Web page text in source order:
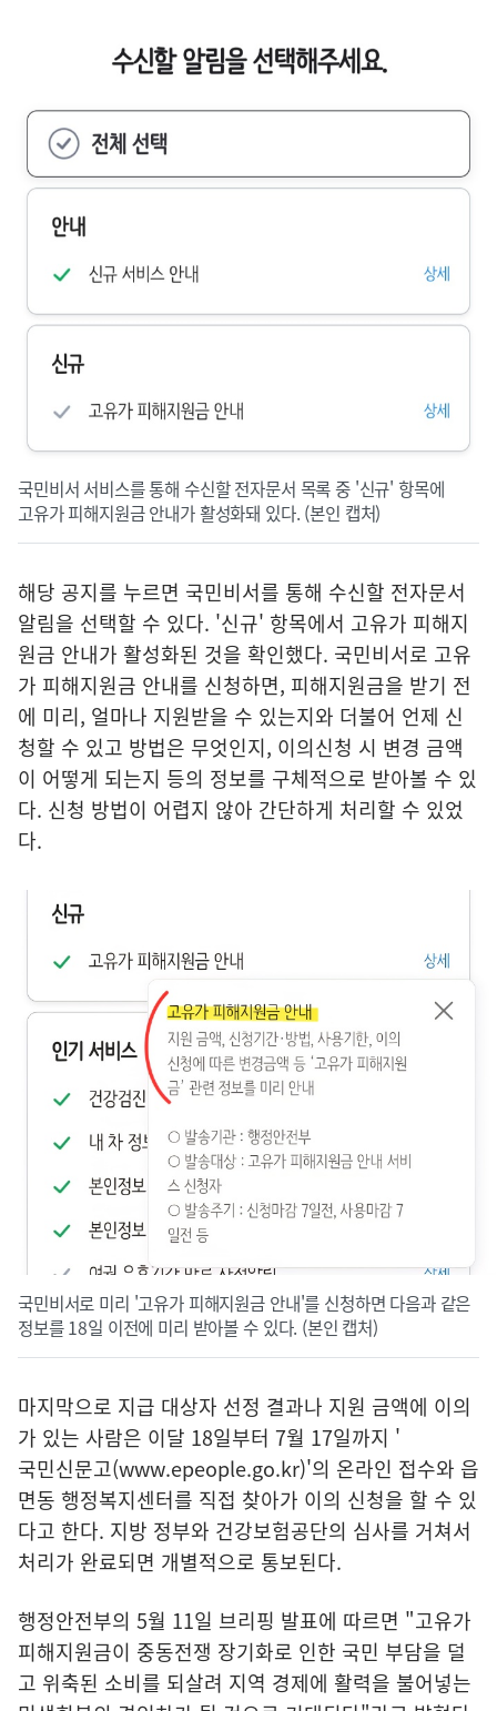
국민비서 서비스를 통해 수신할 전자문서 목록 중 '신규' 항목에
고유가 피해지원금 안내가 활성화돼 있다. (본인 캡처)
해당 공지를 누르면 국민비서를 통해 수신할 전자문서
알림을 선택할 수 있다. '신규' 항목에서 고유가 피해지
원금 안내가 활성화된 것을 확인했다. 국민비서로 고유
가 피해지원금 안내를 신청하면, 피해지원금을 받기 전
에 미리, 얼마나 지원받을 수 있는지와 더불어 언제 신
청할 수 있고 방법은 무엇인지, 이의신청 시 변경 금액
이 어떻게 되는지 등의 정보를 구체적으로 받아볼 수 있
다. 신청 방법이 어렵지 않아 간단하게 처리할 수 있었
다.
국민비서로 미리 '고유가 피해지원금 안내'를 신청하면 다음과 같은
정보를 18일 이전에 미리 받아볼 수 있다. (본인 캡처)
마지막으로 지급 대상자 선정 결과나 지원 금액에 이의
가 있는 사람은 이달 18일부터 7월 17일까지 '
국민신문고(www.epeople.go.kr)'의 온라인 접수와 읍
면동 행정복지센터를 직접 찾아가 이의 신청을 할 수 있
다고 한다. 지방 정부와 건강보험공단의 심사를 거쳐서
처리가 완료되면 개별적으로 통보된다.
행정안전부의 5월 11일 브리핑 발표에 따르면 "고유가
피해지원금이 중동전쟁 장기화로 인한 국민 부담을 덜
고 위축된 소비를 되살려 지역 경제에 활력을 불어넣는